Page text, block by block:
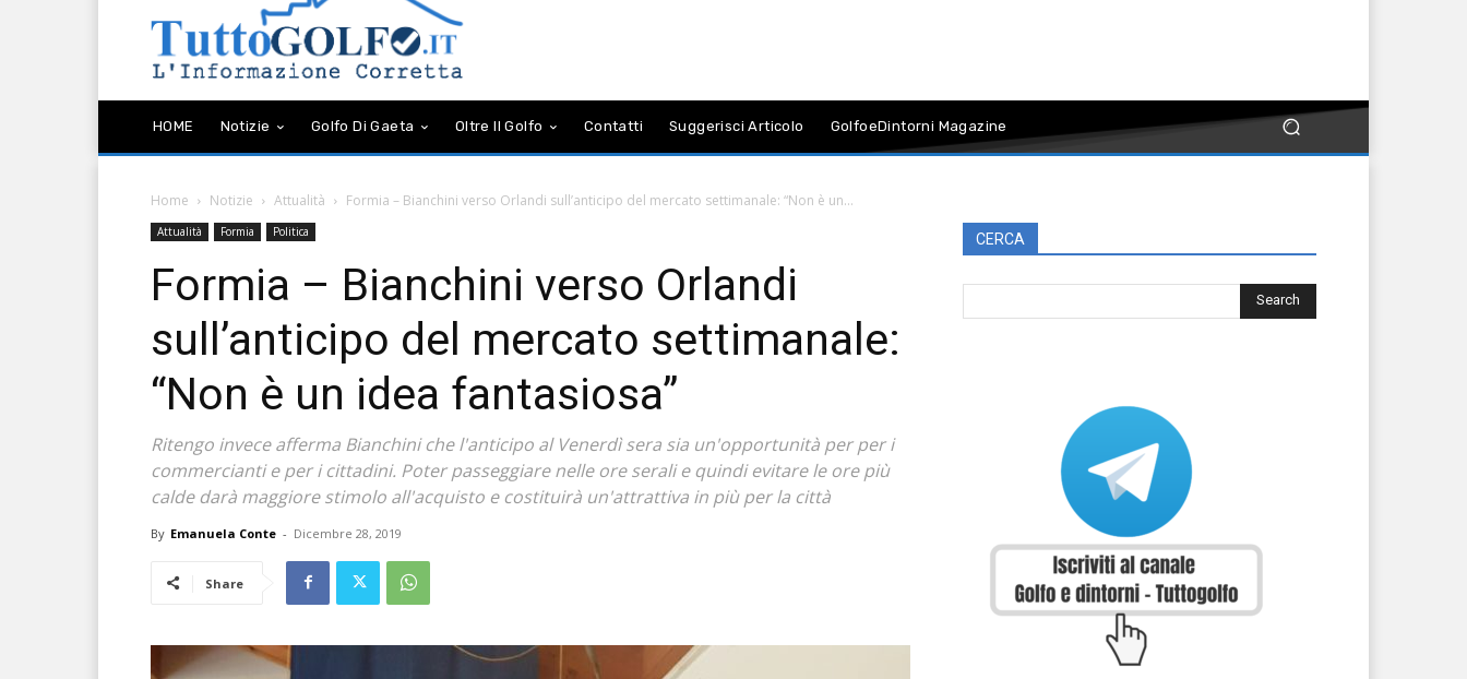
HOME Notizie Golfo Di Gaeta Oltre Il Golfo Contatti Suggerisci Articolo GolfoeDintorni Magazine
Home Notizie Attualità Formia – Bianchini verso Orlandi sull’anticipo del mercato settimanale: “Non è un...
Attualità Formia Politica
Formia – Bianchini verso Orlandi
sull’anticipo del mercato settimanale:
“Non è un idea fantasiosa”
Ritengo invece afferma Bianchini che l'anticipo al Venerdì sera sia un'opportunità per per i
commercianti e per i cittadini. Poter passeggiare nelle ore serali e quindi evitare le ore più
calde darà maggiore stimolo all'acquisto e costituirà un'attrattiva in più per la città
By Emanuela Conte - Dicembre 28, 2019
Share
CERCA